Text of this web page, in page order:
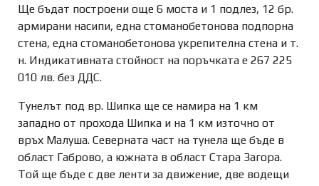
Ще бъдат построени още 6 моста и 1 подлез, 12 бр.
армирани насипи, една стоманобетонова подпорна
стена, една стоманобетонова укрепителна стена и т.
н. Индикативната стойност на поръчката е 267 225
010 лв. без ДДС.
Тунелът под вр. Шипка ще се намира на 1 км
западно от прохода Шипка и на 1 км източно от
връх Малуша. Северната част на тунела ще бъде в
област Габрово, а южната в област Стара Загора.
Той ще бъде с две ленти за движение, две водещи